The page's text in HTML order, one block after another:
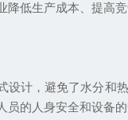
低生产成本、提高竞
设计，避免了水分和
的人身安全和设备的